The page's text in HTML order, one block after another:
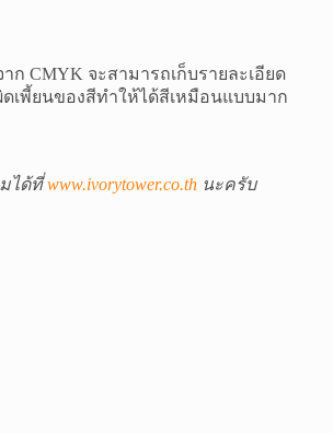
ากCMYK จะสามารถเก็บรายละเอียด
ดเพี้ยนของสีทำให้ได้สีเหมือนแบบมาก
ได้ที่www.ivorytower.co.th นะครับ